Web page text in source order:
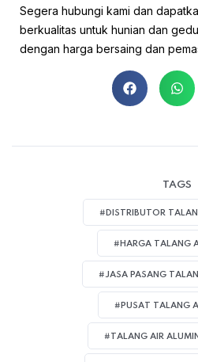
Segera hubungi kami dan
berkualitas untuk hunian dan
dengan harga bersaing dan
TAGS
#DISTRIBUTOR
#HARGA TALANG
#JASA PASANG
#PUSAT TALANG
#TALANG AIR